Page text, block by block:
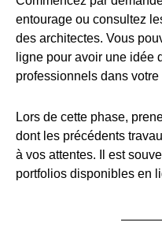
entourage ou consultez
des architectes. Vous
ligne pour avoir une idée
professionnels dans votre
Lors de cette phase,
dont les précédents
à vos attentes. Il est
portfolios disponibles en